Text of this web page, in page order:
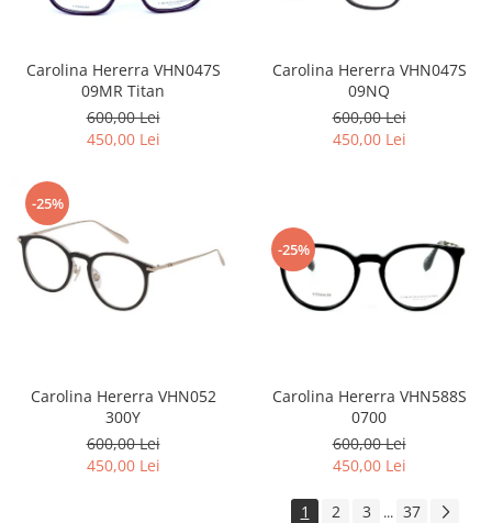
Carolina Hererra VHN047S
09MR Titan
600,00 Lei
450,00 Lei
Carolina Hererra VHN047S
09NQ
600,00 Lei
450,00 Lei
-25%
Carolina Hererra VHN052
300Y
600,00 Lei
450,00 Lei
-25%
Carolina Hererra VHN588S
0700
600,00 Lei
450,00 Lei
1 2 3 ... 37